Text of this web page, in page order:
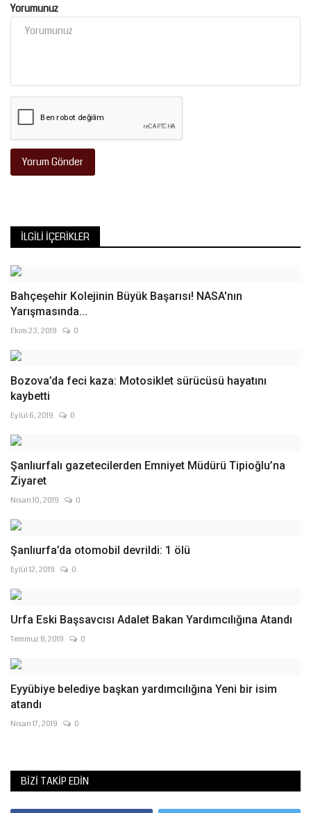
Yorumunuz
Yorum Gönder
İLGILI İÇERIKLER
Bahçeşehir Kolejinin Büyük Başarısı! NASA'nın
Yarışmasında...
Ekim 23, 2019 0
Bozova’da feci kaza: Motosiklet sürücüsü hayatını
kaybetti
Eylül 6, 2019 0
Şanlıurfalı gazetecilerden Emniyet Müdürü Tipioğlu’na
Ziyaret
Nisan 10, 2019 0
Şanlıurfa’da otomobil devrildi: 1 ölü
Eylül 12, 2019 0
Urfa Eski Başsavcısı Adalet Bakan Yardımcılığına Atandı
Temmuz 8, 2019 0
Eyyübiye belediye başkan yardımcılığına Yeni bir isim
atandı
Nisan 17, 2019 0
BIZI TAKIP EDIN